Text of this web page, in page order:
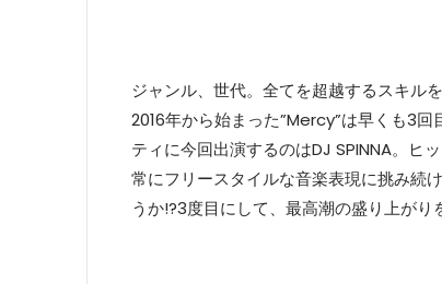
ジャンル、世代。全てを超越するスキル
2016年から始まった”Mercy”は早くも3
ティに今回出演するのはDJ SPINNA。ヒ
常にフリースタイルな音楽表現に挑み続
うか!?3度目にして、最高潮の盛り上がり